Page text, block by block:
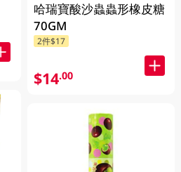
哈瑞寶酸沙蟲蟲形橡皮糖
70GM
2件$17
$14.00